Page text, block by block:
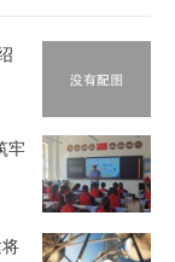
牢